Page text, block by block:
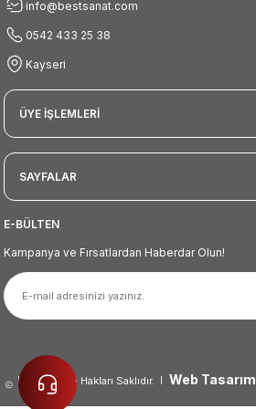
info@bestsanat.com
0542 433 25 38
Kayseri
ÜYE İŞLEMLERİ
SAYFALAR
E-BÜLTEN
Kampanya ve Fırsatlardan Haberdar Olun!
2026 Tüm Hakları Saklıdır. Web Tasarım